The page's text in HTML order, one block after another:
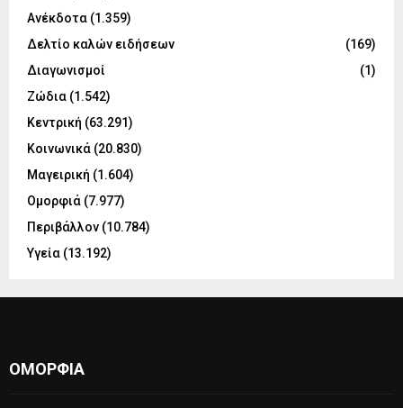
Ανέκδοτα (1.359)
Δελτίο καλών ειδήσεων
(169)
Διαγωνισμοί
(1)
Ζώδια (1.542)
Κεντρική (63.291)
Κοινωνικά (20.830)
Μαγειρική (1.604)
Ομορφιά (7.977)
Περιβάλλον (10.784)
Υγεία (13.192)
ΟΜΟΡΦΙΆ